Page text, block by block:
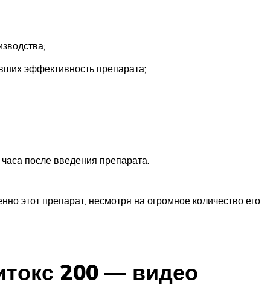
эффективность препарата;
после введения препарата.
этот препарат, несмотря на огромное количество его
200 — видео